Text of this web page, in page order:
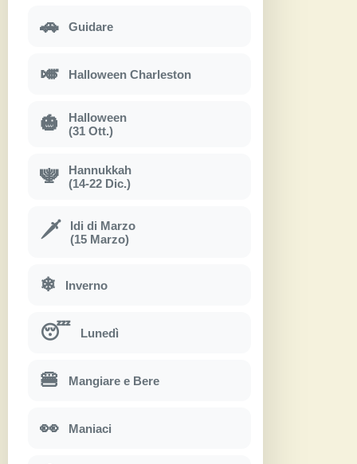
🚗 Guidare
🎺 Halloween Charleston
🎃
Halloween
(31 Ott.)
🕎
Hannukkah
(14-22 Dic.)
🗡
Idi di Marzo
(15 Marzo)
❄ Inverno
😴 Lunedì
🍔 Mangiare e Bere
👀 Maniaci